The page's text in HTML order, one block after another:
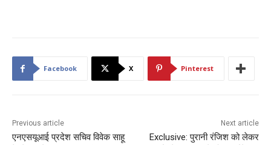
Facebook X Pinterest
Previous article
एनएसयूआई प्रदेश सचिव विवेक साहू
Next article
Exclusive: पुरानी रंजिश को लेकर